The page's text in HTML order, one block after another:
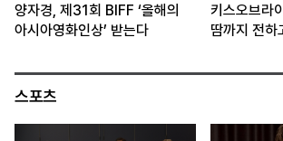
양자경, 제31회 BIFF ‘올해의
아시아영화인상’ 받는다
키스오브라
땀까지 전하
스포츠